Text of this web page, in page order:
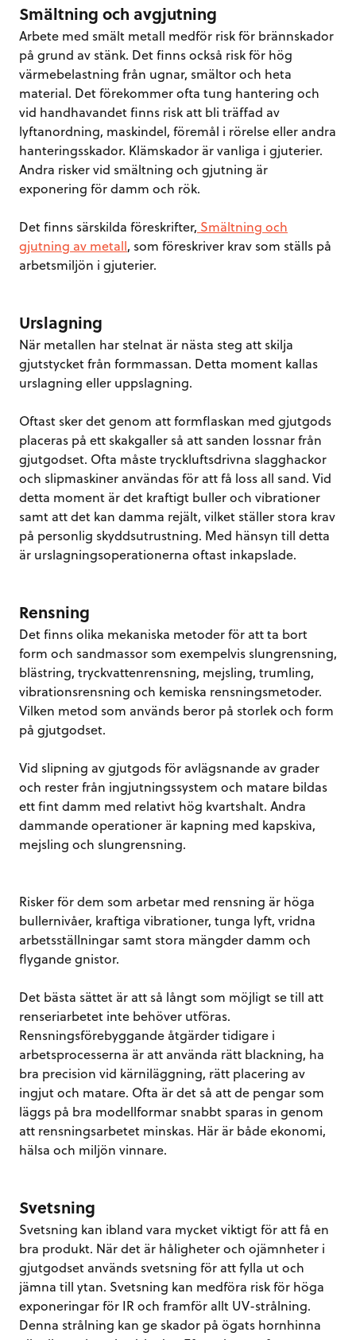
Smältning och avgjutning
Arbete med smält metall medför risk för brännskador
på grund av stänk. Det finns också risk för hög
värmebelastning från ugnar, smältor och heta
material. Det förekommer ofta tung hantering och
vid handhavandet finns risk att bli träffad av
lyftanordning, maskindel, föremål i rörelse eller andra
hanteringsskador. Klämskador är vanliga i gjuterier.
Andra risker vid smältning och gjutning är
exponering för damm och rök.
Det finns särskilda föreskrifter, Smältning och
gjutning av metall, som föreskriver krav som ställs på
arbetsmiljön i gjuterier.
Urslagning
När metallen har stelnat är nästa steg att skilja
gjutstycket från formmassan. Detta moment kallas
urslagning eller uppslagning.
Oftast sker det genom att formflaskan med gjutgods
placeras på ett skakgaller så att sanden lossnar från
gjutgodset. Ofta måste tryckluftsdrivna slagghackor
och slipmaskiner användas för att få loss all sand. Vid
detta moment är det kraftigt buller och vibrationer
samt att det kan damma rejält, vilket ställer stora krav
på personlig skyddsutrustning. Med hänsyn till detta
är urslagningsoperationerna oftast inkapslade.
Rensning
Det finns olika mekaniska metoder för att ta bort
form och sandmassor som exempelvis slungrensning,
blästring, tryckvattenrensning, mejsling, trumling,
vibrationsrensning och kemiska rensningsmetoder.
Vilken metod som används beror på storlek och form
på gjutgodset.
Vid slipning av gjutgods för avlägsnande av grader
och rester från ingjutningssystem och matare bildas
ett fint damm med relativt hög kvartshalt. Andra
dammande operationer är kapning med kapskiva,
mejsling och slungrensning.
Risker för dem som arbetar med rensning är höga
bullernivåer, kraftiga vibrationer, tunga lyft, vridna
arbetsställningar samt stora mängder damm och
flygande gnistor.
Det bästa sättet är att så långt som möjligt se till att
renseriarbetet inte behöver utföras.
Rensningsförebyggande åtgärder tidigare i
arbetsprocesserna är att använda rätt blackning, ha
bra precision vid kärniläggning, rätt placering av
ingjut och matare. Ofta är det så att de pengar som
läggs på bra modellformar snabbt sparas in genom
att rensningsarbetet minskas. Här är både ekonomi,
hälsa och miljön vinnare.
Svetsning
Svetsning kan ibland vara mycket viktigt för att få en
bra produkt. När det är håligheter och ojämnheter i
gjutgodset används svetsning för att fylla ut och
jämna till ytan. Svetsning kan medföra risk för höga
exponeringar för IR och framför allt UV-strålning.
Denna strålning kan ge skador på ögats hornhinna